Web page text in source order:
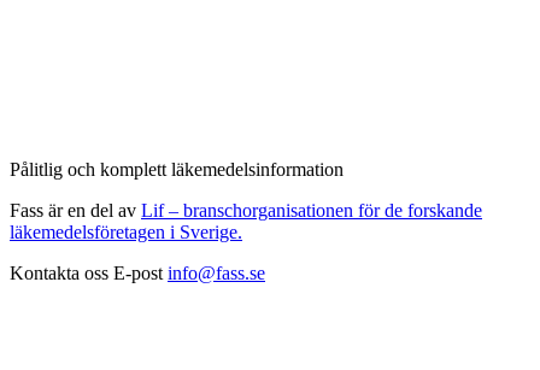
Pålitlig och komplett läkemedelsinformation
Fass är en del av Lif – branschorganisationen för de forskande
läkemedelsföretagen i Sverige.
Kontakta oss E-post info@fass.se